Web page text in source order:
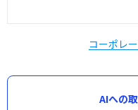
コーポレ
AIへの